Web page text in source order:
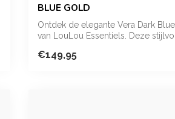
BLUE GOLD
Ontdek de elegante Vera Dark
van LouLou Essentiels. Deze
€149,95